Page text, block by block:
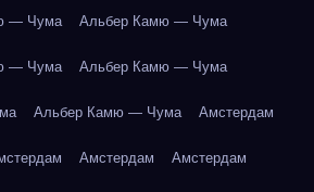
— Чума Альбер Камю — Чума
— Чума Альбер Камю — Чума
Альбер Камю — Чума Амстердам
Амстердам Амстердам